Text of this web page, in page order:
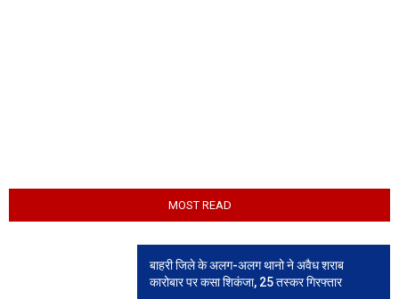
MOST READ
बाहरी जिले के अलग-अलग थानो ने अवैध शराब
कारोबार पर कसा शिकंजा, 25 तस्कर गिरफ्तार